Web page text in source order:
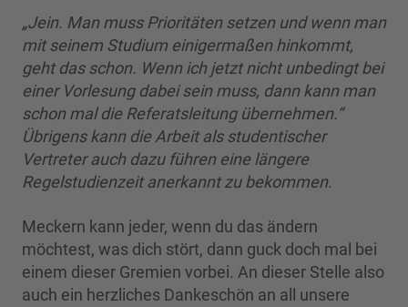
„Jein. Man muss Prioritäten setzen und wenn man
mit seinem Studium einigermaßen hinkommt,
geht das schon. Wenn ich jetzt nicht unbedingt bei
einer Vorlesung dabei sein muss, dann kann man
schon mal die Referatsleitung übernehmen.“
Übrigens kann die Arbeit als studentischer
Vertreter auch dazu führen eine längere
Regelstudienzeit anerkannt zu bekommen.
Meckern kann jeder, wenn du das ändern
möchtest, was dich stört, dann guck doch mal bei
einem dieser Gremien vorbei. An dieser Stelle also
auch ein herzliches Dankeschön an all unsere